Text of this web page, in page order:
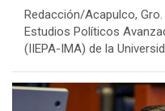
Redacción/Acapulco,
Estudios Políticos
(IIEPA-IMA) de la